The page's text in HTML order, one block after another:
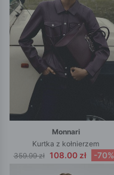
Monnari
Kurtka z kołnierzem
359.99 zł 108.00 zł -70%